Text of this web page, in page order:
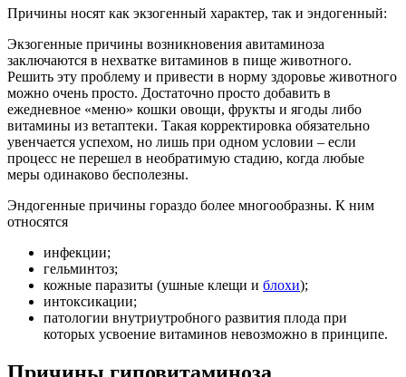
Причины носят как экзогенный характер, так и эндогенный:
Экзогенные причины возникновения авитаминоза
заключаются в нехватке витаминов в пище животного.
Решить эту проблему и привести в норму здоровье животного
можно очень просто. Достаточно просто добавить в
ежедневное «меню» кошки овощи, фрукты и ягоды либо
витамины из ветаптеки. Такая корректировка обязательно
увенчается успехом, но лишь при одном условии – если
процесс не перешел в необратимую стадию, когда любые
меры одинаково бесполезны.
Эндогенные причины гораздо более многообразны. К ним
относятся
инфекции;
гельминтоз;
кожные паразиты (ушные клещи и блохи);
интоксикации;
патологии внутриутробного развития плода при
которых усвоение витаминов невозможно в принципе.